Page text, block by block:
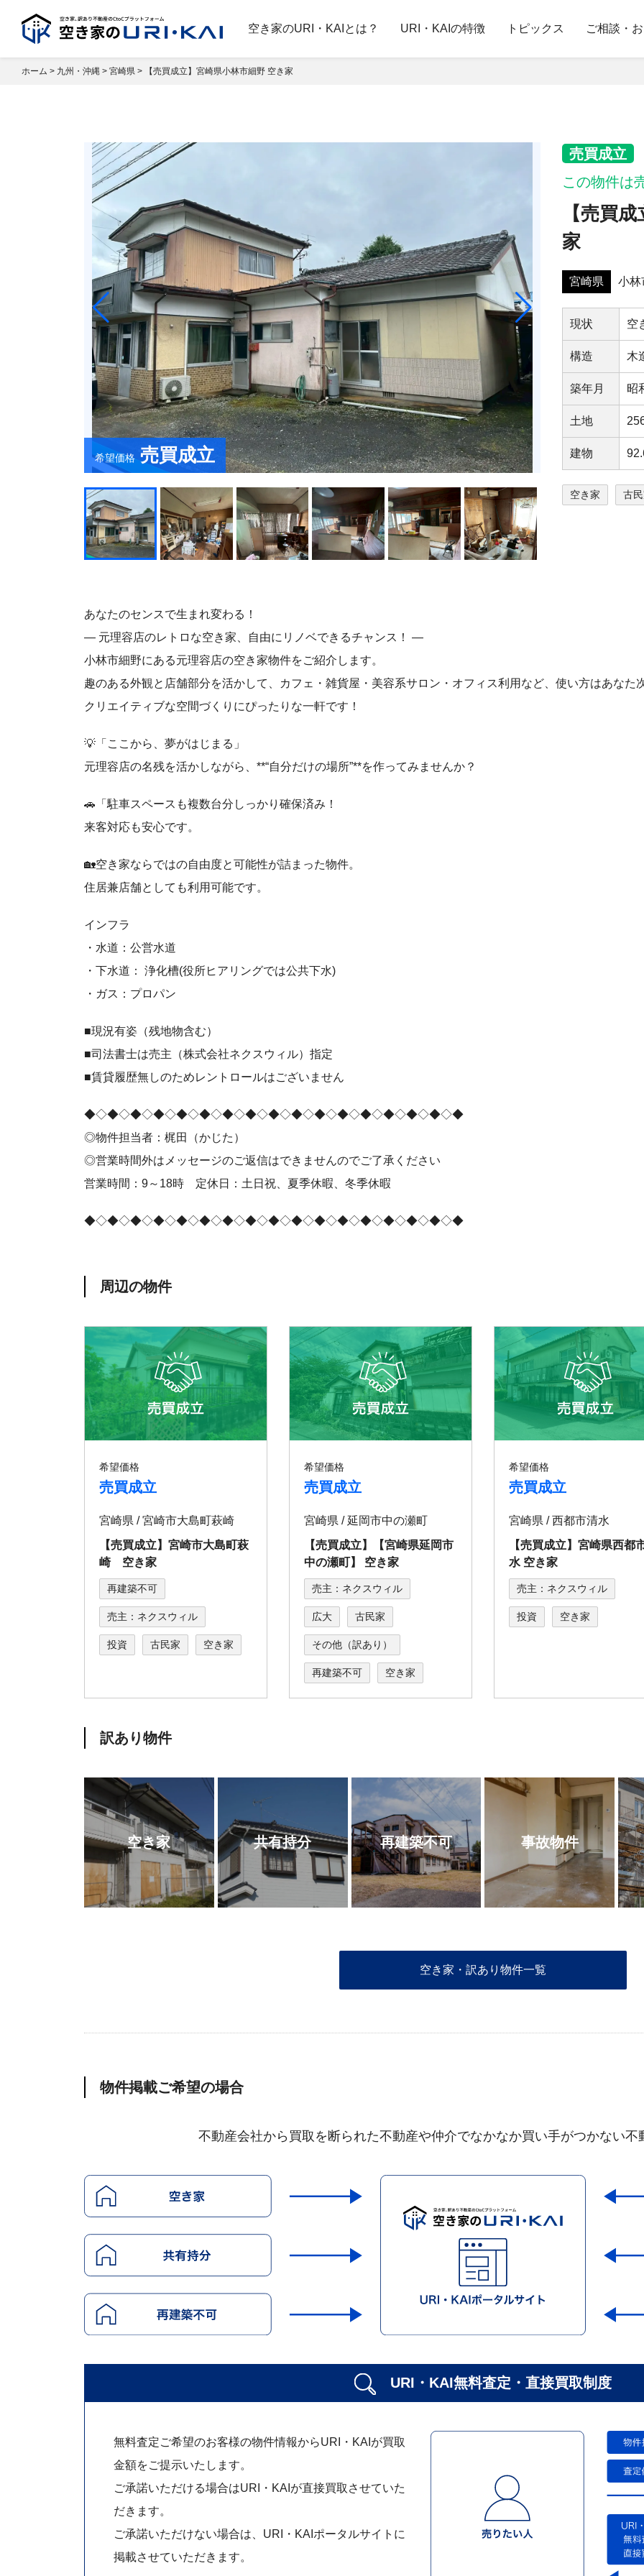
空き家のURI・KAIとは？ URI・KAIの特徴 トピックス ご相談・
ホーム > 九州・沖縄 > 宮崎県 > 【売買成立】宮崎県小林市細野 空き家
希望価格売買成立
売買成立
この物件は
【売買
家
宮崎県 小林
現状 空
構造 木
築年⽉ 昭
⼟地
建物
空き家 古
あなたのセンスで生まれ変わる！
― 元理容店のレトロな空き家、自由にリノベできるチャンス！ ―
小林市細野にある元理容店の空き家物件をご紹介します。
趣のある外観と店舗部分を活かして、カフェ・雑貨屋・美容系サロン・オフィス利用など、使い方はあなた
クリエイティブな空間づくりにぴったりな一軒です！
💡「ここから、夢がはじまる」
元理容店の名残を活かしながら、**“自分だけの場所”**を作ってみませんか？
🚗「駐車スペースも複数台分しっかり確保済み！
来客対応も安心です。
🏡空き家ならではの自由度と可能性が詰まった物件。
住居兼店舗としても利用可能です。
インフラ
・水道：公営水道
・下水道： 浄化槽(役所ヒアリングでは公共下水)
・ガス：プロパン
■現況有姿（残地物含む）
■司法書士は売主（株式会社ネクスウィル）指定
■賃貸履歴無しのためレントロールはございません
◆◇◆◇◆◇◆◇◆◇◆◇◆◇◆◇◆◇◆◇◆◇◆◇◆◇◆◇◆◇◆◇◆
◎物件担当者：梶田（かじた）
◎営業時間外はメッセージのご返信はできませんのでご了承ください
営業時間：9～18時 定休日：土日祝、夏季休暇、冬季休暇
◆◇◆◇◆◇◆◇◆◇◆◇◆◇◆◇◆◇◆◇◆◇◆◇◆◇◆◇◆◇◆◇◆
周辺の物件
希望価格
売買成立
宮崎県 / 宮崎市大島町萩崎
【売買成立】宮崎市大島町萩
崎 空き家
再建築不可
売主：ネクスウィル
投資 古民家 空き家
希望価格
売買成立
宮崎県 / 延岡市中の瀬町
【売買成立】【宮崎県延岡市
中の瀬町】 空き家
売主：ネクスウィル
広大 古民家
その他（訳あり）
再建築不可 空き家
希望価格
売買成立
宮崎県 / ⻄都市清⽔
【売買成立】宮崎県西都
⽔ 空き家
売主：ネクスウィル
投資 空き家
訳あり物件
空き家 共有持分 再建築不可 事故物件
空き家・訳あり物件一覧
物件掲載ご希望の場合
不動産会社から買取を断られた不動産や仲介でなかなか買い手がつかない不
URI・KAI無料査定・ 直接買取制度
無料査定ご希望のお客様の物件情報からURI・KAIが買取
金額をご提示いたします。
ご承諾いただける場合はURI・KAIが直接買取させていた
だきます。
ご承諾いただけない場合は、URI・KAIポータルサイトに
掲載させていただきます。